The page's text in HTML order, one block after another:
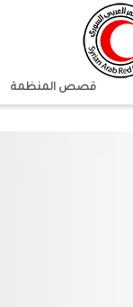
قصص المنظمة